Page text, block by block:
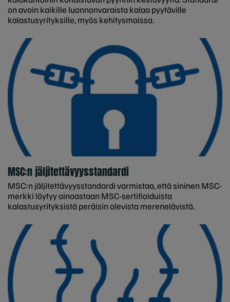
on avoin kaikille luonnonvaraista kalaa pyytäville
kalastusyrityksille, myös kehitysmaissa.
MSC:n jäljitettävyysstandardi
MSC:n jäljitettävyysstandardi varmistaa, että sininen MSC-
merkki löytyy ainoastaan MSC-sertifioiduista
kalastusyrityksistä peräisin olevista merenelävistä.